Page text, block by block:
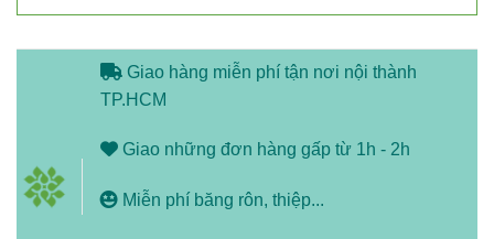
Giao hàng miễn phí tận nơi nội thành
TP.HCM
Giao những đơn hàng gấp từ 1h - 2h
Miễn phí băng rôn, thiệp...